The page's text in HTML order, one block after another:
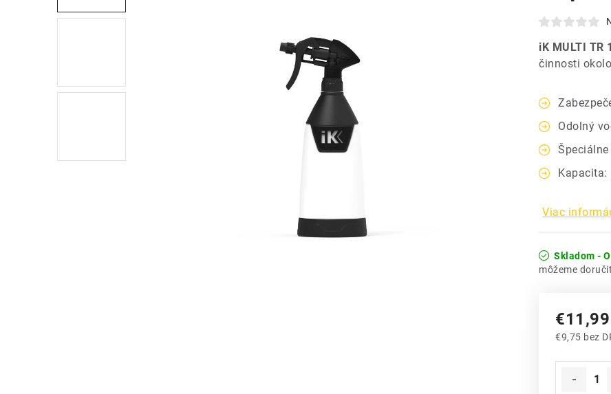
iK MULTI TR 1
činnosti
Odolný
Viac
Skladom -
€11,99
€9,75 bez